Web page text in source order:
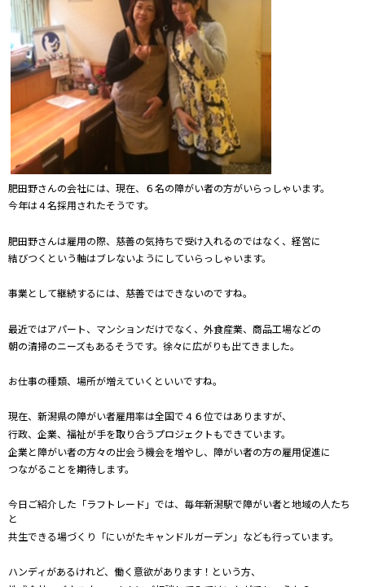
肥田野さんの会社には、現在、６名の障がい者の方がいらっしゃいます。
今年は４名採用されたそうです。
肥田野さんは雇用の際、慈善の気持ちで受け入れるのではなく、経営に
結びつくという軸はブレないようにしていらっしゃいます。
事業として継続するには、慈善ではできないのですね。
最近ではアパート、マンションだけでなく、外食産業、商品工場などの
朝の清掃のニーズもあるそうです。徐々に広がりも出てきました。
お仕事の種類、場所が増えていくといいですね。
現在、新潟県の障がい者雇用率は全国で４６位ではありますが、
行政、企業、福祉が手を取り合うプロジェクトもできています。
企業と障がい者の方々の出会う機会を増やし、障がい者の方の雇用促進に
つながることを期待します。
今日ご紹介した「ラフトレード」では、毎年新潟駅で障がい者と地域の人たち
と
共生できる場づくり「にいがたキャンドルガーデン」なども行っています。
ハンディがあるけれど、働く意欲があります！という方、